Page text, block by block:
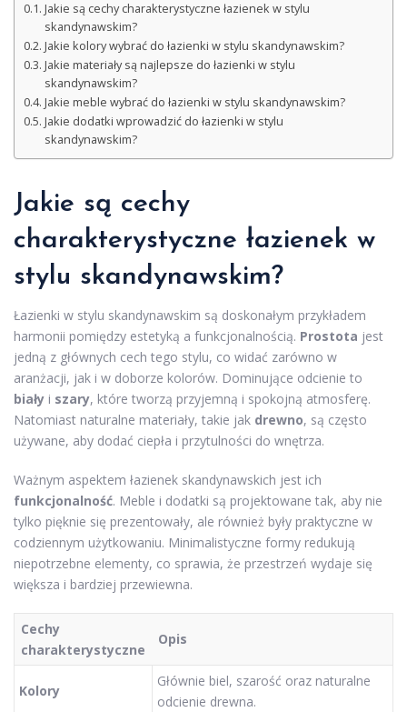
Jakie są cechy charakterystyczne łazienek w stylu
skandynawskim?
Jakie kolory wybrać do łazienki w stylu skandynawskim?
Jakie materiały są najlepsze do łazienki w stylu
skandynawskim?
Jakie meble wybrać do łazienki w stylu skandynawskim?
Jakie dodatki wprowadzić do łazienki w stylu
skandynawskim?
Jakie są cechy
charakterystyczne łazienek w
stylu skandynawskim?
Łazienki w stylu skandynawskim są doskonałym przykładem
harmonii pomiędzy estetyką a funkcjonalnością. Prostota jest
jedną z głównych cech tego stylu, co widać zarówno w
aranżacji, jak i w doborze kolorów. Dominujące odcienie to
biały i szary, które tworzą przyjemną i spokojną atmosferę.
Natomiast naturalne materiały, takie jak drewno, są często
używane, aby dodać ciepła i przytulności do wnętrza.
Ważnym aspektem łazienek skandynawskich jest ich
funkcjonalność. Meble i dodatki są projektowane tak, aby nie
tylko pięknie się prezentowały, ale również były praktyczne w
codziennym użytkowaniu. Minimalistyczne formy redukują
niepotrzebne elementy, co sprawia, że przestrzeń wydaje się
większa i bardziej przewiewna.
Cechy
charakterystyczne
Opis
Kolory
Głównie biel, szarość oraz naturalne
odcienie drewna.